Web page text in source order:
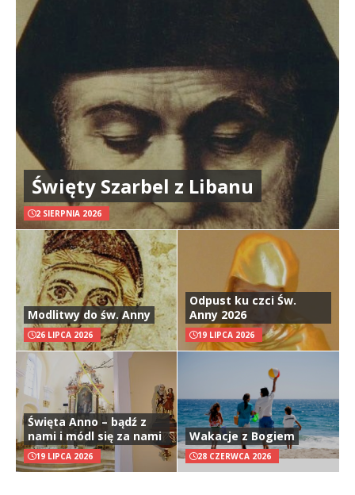
Święty Szarbel z Libanu
2 SIERPNIA 2026
Modlitwy do św. Anny
26 LIPCA 2026
Odpust ku czci Św.
Anny 2026
19 LIPCA 2026
Święta Anno – bądź z
nami i módl się za nami
19 LIPCA 2026
Wakacje z Bogiem
28 CZERWCA 2026